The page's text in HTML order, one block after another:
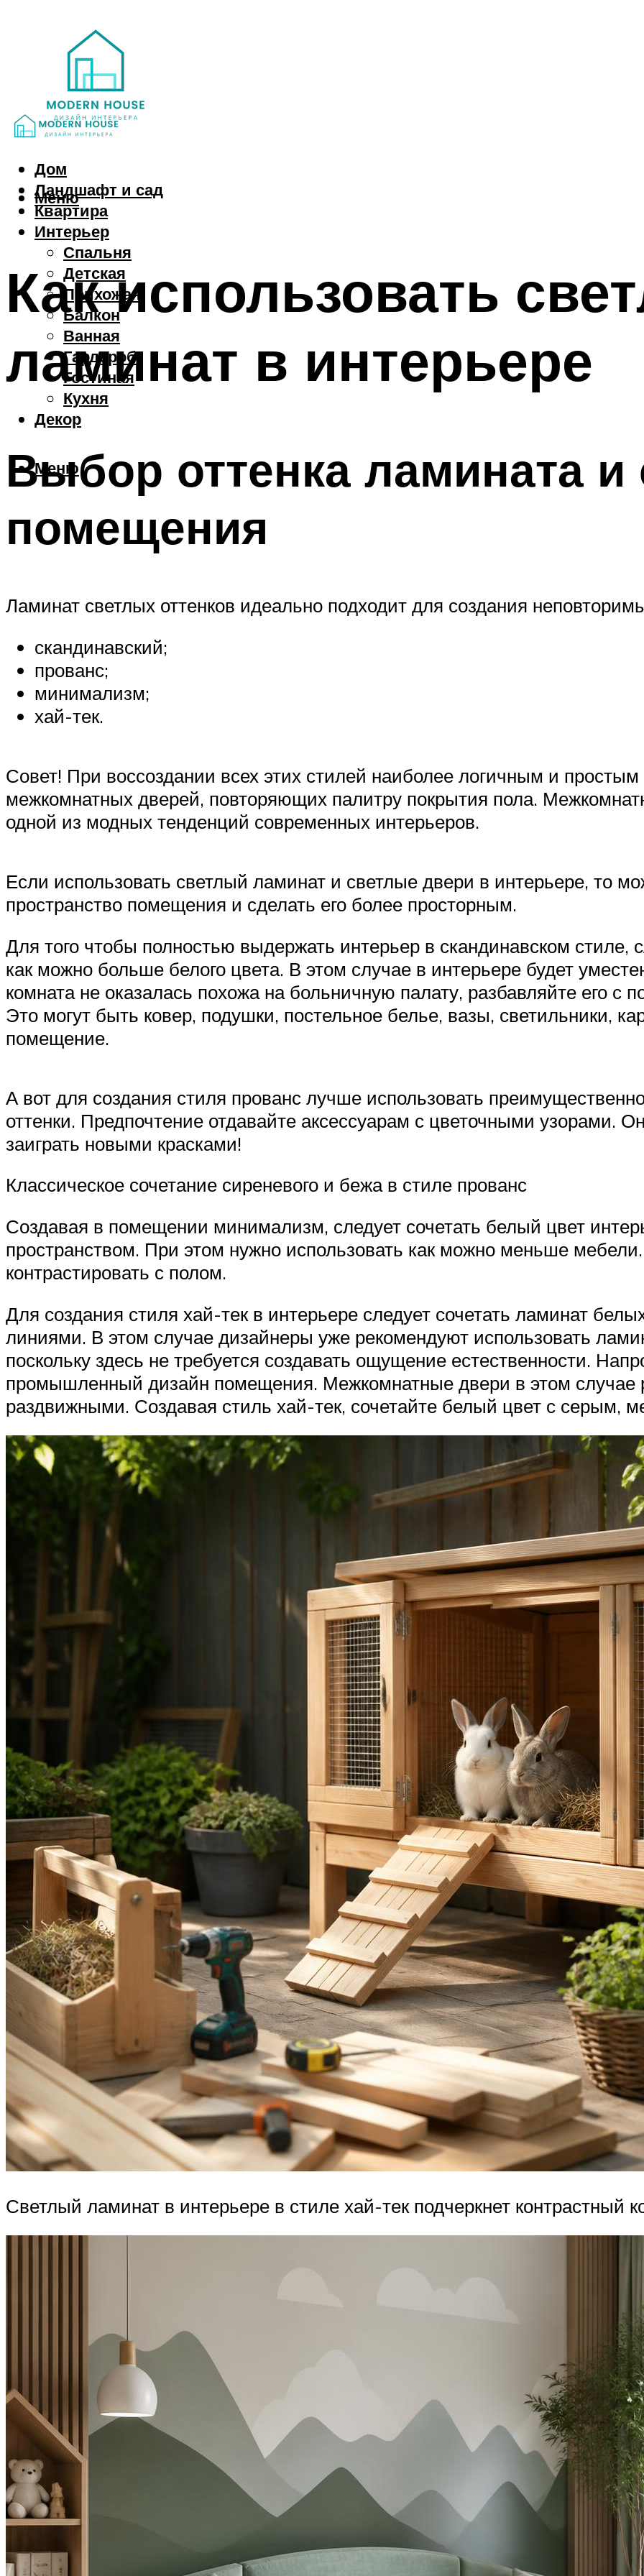
Дом
Ландшафт и сад
Квартира
Интерьер
Спальня
Детская
Прихожая
Балкон
Ванная
Гардероб
Гостиная
Кухня
Декор
Меню
Меню
Как использовать
ламинат в интерьере
Выбор оттенка ламината и
помещения
Ламинат светлых оттенков идеально подходит для создания
скандинавский;
прованс;
минимализм;
хай-тек.
Совет! При воссоздании всех этих стилей наиболее логичным и
межкомнатных дверей, повторяющих палитру покрытия пола.
одной из модных тенденций современных интерьеров.
Если использовать светлый ламинат и светлые двери в интерьере, то
пространство помещения и сделать его более просторным.
Для того чтобы полностью выдержать интерьер в скандинавском стиле,
как можно больше белого цвета. В этом случае в интерьере будет
комната не оказалась похожа на больничную палату, разбавляйте его с
Это могут быть ковер, подушки, постельное белье, вазы, светильники,
помещение.
А вот для создания стиля прованс лучше использовать
оттенки. Предпочтение отдавайте аксессуарам с цветочными узорами.
заиграть новыми красками!
Классическое сочетание сиреневого и бежа в стиле прованс
Создавая в помещении минимализм, следует сочетать белый цвет
пространством. При этом нужно использовать как можно меньше
контрастировать с полом.
Для создания стиля хай-тек в интерьере следует сочетать ламинат
линиями. В этом случае дизайнеры уже рекомендуют использовать
поскольку здесь не требуется создавать ощущение естественности.
промышленный дизайн помещения. Межкомнатные двери в этом случае
раздвижными. Создавая стиль хай-тек, сочетайте белый цвет с серым,
Светлый ламинат в интерьере в стиле хай-тек подчеркнет контрастный